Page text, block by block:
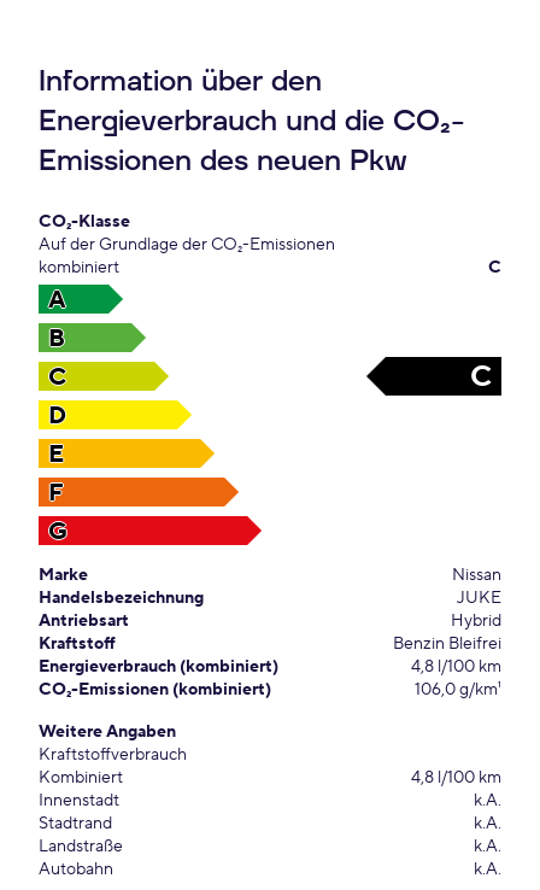
Information über den
Energieverbrauch und die CO₂-
Emissionen des neuen Pkw
CO₂-Klasse
Auf der Grundlage der CO₂-Emissionen
kombiniert
C
A
B
C
C
D
E
F
G
Marke
Nissan
Handelsbezeichnung
JUKE
Antriebsart
Hybrid
Kraftstoff
Benzin Bleifrei
Energieverbrauch (kombiniert)
4,8 l/100 km
CO₂-Emissionen (kombiniert)
106,0 g/km¹
Weitere Angaben
Kraftstoffverbrauch
Kombiniert
4,8 l/100 km
Innenstadt
k.A.
Stadtrand
k.A.
Landstraße
k.A.
Autobahn
k.A.